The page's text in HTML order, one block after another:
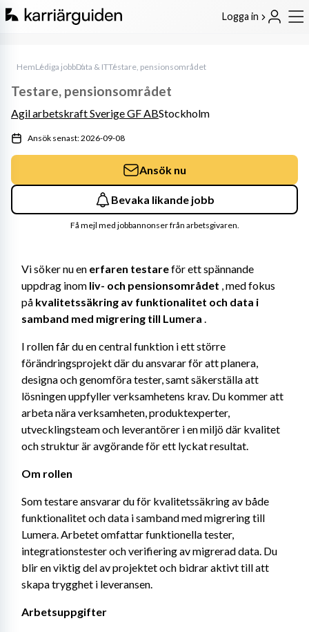
Logga in
HemLediga jobbData & ITTestare, pensionsområdet
Vi söker nu en erfaren testare för ett spännande
uppdrag inom liv- och pensionsområdet , med fokus
på kvalitetssäkring av funktionalitet och data i
samband med migrering till Lumera .
I rollen får du en central funktion i ett större
förändringsprojekt där du ansvarar för att planera,
designa och genomföra tester, samt säkerställa att
lösningen uppfyller verksamhetens krav. Du kommer att
arbeta nära verksamheten, produktexperter,
utvecklingsteam och leverantörer i en miljö där kvalitet
och struktur är avgörande för ett lyckat resultat.
Om rollen
Som testare ansvarar du för kvalitetssäkring av både
funktionalitet och data i samband med migrering till
Lumera. Arbetet omfattar funktionella tester,
integrationstester och verifiering av migrerad data. Du
blir en viktig del av projektet och bidrar aktivt till att
skapa trygghet i leveransen.
Arbetsuppgifter
Testare, pensionsområdet
Agil arbetskraft Sverige GF ABStockholm
Ansök senast: 2026-09-08
Ansök nu
Bevaka likande jobb
Få mejl med jobbannonser från arbetsgivaren.